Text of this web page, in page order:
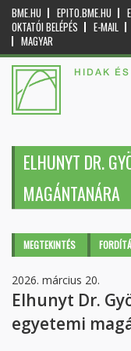
BME.HU EPITO.BME.HU
OKTATÓI BELÉPÉS
E-MAIL
MAGYAR
HIDAK
ELHUNYT DR.
MAGÁNTANÁRA
Elsődleges
MEGTEKINTÉS (AKTÍV
2026. március 20.
Elhunyt Dr.
egyetemi